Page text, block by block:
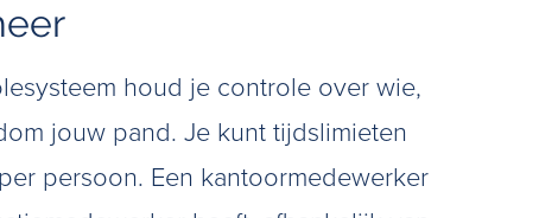
houd je controle over wie,
jouw pand. Je kunt tijdslimieten
persoon. Een kantoormedewerker